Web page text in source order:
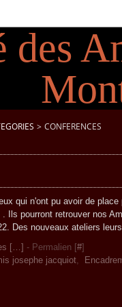
> CONFERENCES
qui n'ont pu avoir de place
Ils pourront retrouver nos
Des nouveaux ateliers
[…] - Permalien [#]
josephe jacquiot,